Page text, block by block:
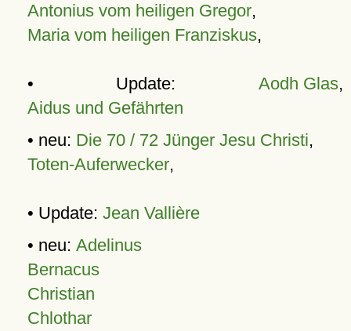
Antonius vom heiligen Gregor,
Maria vom heiligen Franziskus,
• Update: Aodh Glas,
Aidus und Gefährten
• neu: Die 70 / 72 Jünger Jesu Christi,
Toten-Auferwecker,
• Update: Jean Vallière
• neu: Adelinus
Bernacus
Christian
Chlothar